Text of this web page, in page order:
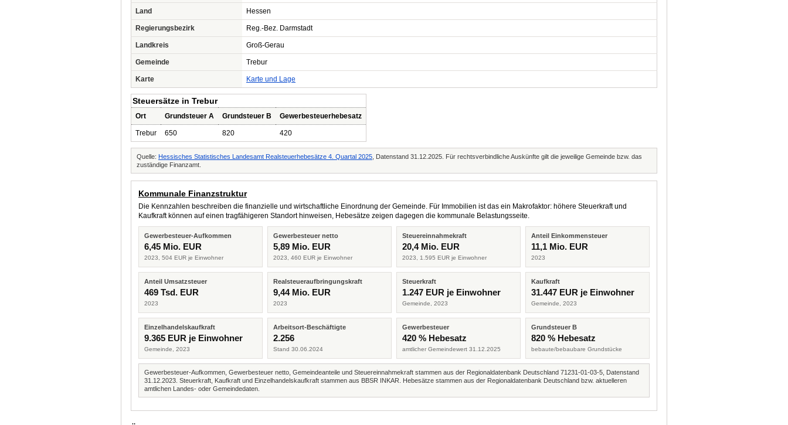
Land Hessen
Regierungsbezirk Reg.-Bez. Darmstadt
Landkreis Groß-Gerau
Gemeinde Trebur
Karte Karte und Lage
Steuersätze in Trebur
Ort Grundsteuer A Grundsteuer B Gewerbesteuerhebesatz
Trebur 650 820 420
Quelle: Hessisches Statistisches Landesamt Realsteuerhebesätze 4. Quartal 2025 , Datenstand 31.12.2025. Für rechtsverbindliche Auskünfte gilt die jeweilige Gemeinde bzw. das
zuständige Finanzamt.
Kommunale Finanzstruktur
Die Kennzahlen beschreiben die finanzielle und wirtschaftliche Einordnung der Gemeinde. Für Immobilien ist das ein Makrofaktor: höhere Steuerkraft und
Kaufkraft können auf einen tragfähigeren Standort hinweisen, Hebesätze zeigen dagegen die kommunale Belastungsseite.
Gewerbesteuer-Aufkommen
6,45 Mio. EUR
2023, 504 EUR je Einwohner
Gewerbesteuer netto
5,89 Mio. EUR
2023, 460 EUR je Einwohner
Steuereinnahmekraft
20,4 Mio. EUR
2023, 1.595 EUR je Einwohner
Anteil Einkommensteuer
11,1 Mio. EUR
2023
Anteil Umsatzsteuer
469 Tsd. EUR
2023
Realsteueraufbringungskraft
9,44 Mio. EUR
2023
Steuerkraft
1.247 EUR je Einwohner
Gemeinde, 2023
Kaufkraft
31.447 EUR je Einwohner
Gemeinde, 2023
Einzelhandelskaufkraft
9.365 EUR je Einwohner
Gemeinde, 2023
Arbeitsort-Beschäftigte
2.256
Stand 30.06.2024
Gewerbesteuer
420 % Hebesatz
amtlicher Gemeindewert 31.12.2025
Grundsteuer B
820 % Hebesatz
bebaute/bebaubare Grundstücke
Gewerbesteuer-Aufkommen, Gewerbesteuer netto, Gemeindeanteile und Steuereinnahmekraft stammen aus der Regionaldatenbank Deutschland 71231-01-03-5, Datenstand
31.12.2023. Steuerkraft, Kaufkraft und Einzelhandelskaufkraft stammen aus BBSR INKAR. Hebesätze stammen aus der Regionaldatenbank Deutschland bzw. aktuelleren
amtlichen Landes- oder Gemeindedaten.